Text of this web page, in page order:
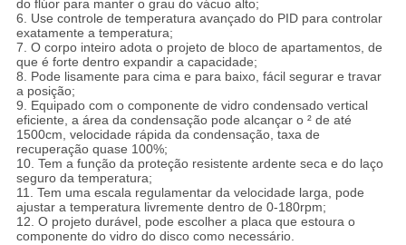
do flúor para manter o grau do vácuo alto;
6. Use controle de temperatura avançado do PID para controlar
exatamente a temperatura;
7. O corpo inteiro adota o projeto de bloco de apartamentos, de
que é forte dentro expandir a capacidade;
8. Pode lisamente para cima e para baixo, fácil segurar e travar
a posição;
9. Equipado com o componente de vidro condensado vertical
eficiente, a área da condensação pode alcançar o ² de até
1500cm, velocidade rápida da condensação, taxa de
recuperação quase 100%;
10. Tem a função da proteção resistente ardente seca e do laço
seguro da temperatura;
11. Tem uma escala regulamentar da velocidade larga, pode
ajustar a temperatura livremente dentro de 0-180rpm;
12. O projeto durável, pode escolher a placa que estoura o
componente do vidro do disco como necessário.